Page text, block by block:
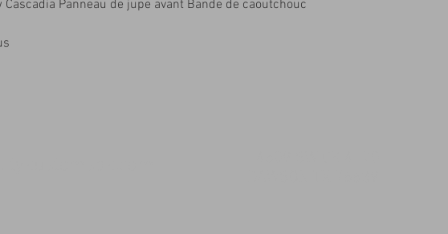
Panneau de jupe avant Bande de caoutchouc